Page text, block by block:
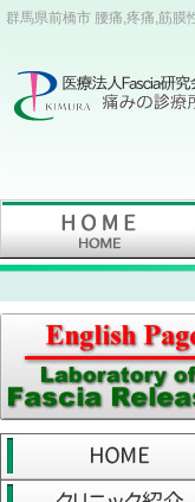
群馬県前橋市 腰痛,疼痛,筋膜